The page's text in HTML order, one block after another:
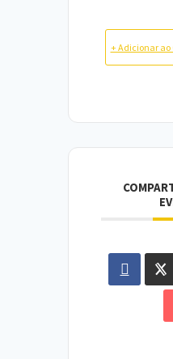
+ Adicionar ao